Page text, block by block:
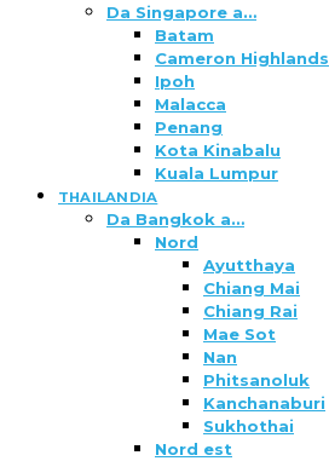
Da Singapore a…
Batam
Cameron Highlands
Ipoh
Malacca
Penang
Kota Kinabalu
Kuala Lumpur
THAILANDIA
Da Bangkok a…
Nord
Ayutthaya
Chiang Mai
Chiang Rai
Mae Sot
Nan
Phitsanoluk
Kanchanaburi
Sukhothai
Nord est